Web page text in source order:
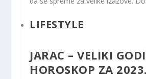
LIFESTYLE
JARAC – VELIKI
HOROSKOP ZA